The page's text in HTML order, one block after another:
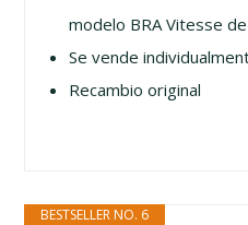
modelo BRA Vitesse
Se vende
Recambio original
BESTSELLER NO. 6